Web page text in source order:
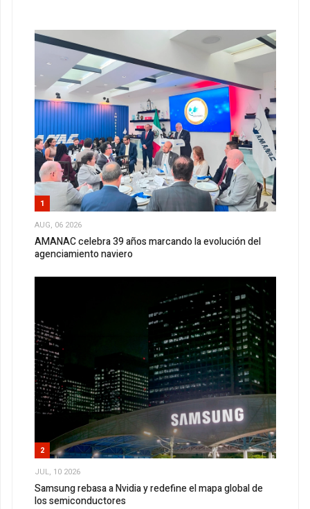
1
AUG, 06 2026
AMANAC celebra 39 años marcando la evolución del
agenciamiento naviero
2
JUL, 10 2026
Samsung rebasa a Nvidia y redefine el mapa global de
los semiconductores